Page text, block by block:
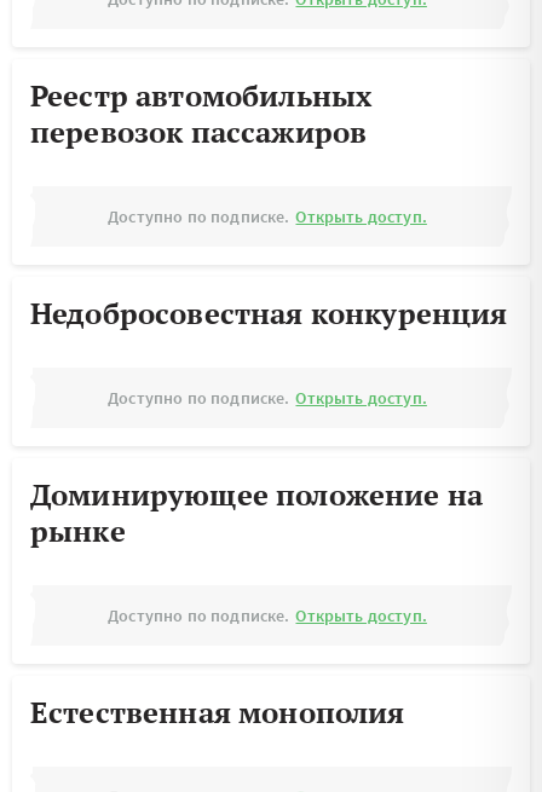
Реестр автомобильных
перевозок пассажиров
Доступно по подписке. Открыть доступ.
Недобросовестная конкуренция
Доступно по подписке. Открыть доступ.
Доминирующее положение на
рынке
Доступно по подписке. Открыть доступ.
Естественная монополия